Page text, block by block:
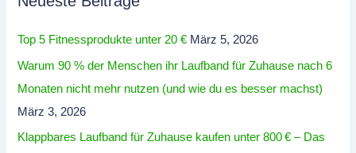
Top 5 Fitnessprodukte unter 20 € März 5, 2026
Warum 90 % der Menschen ihr Laufband für Zuhause nach 6
Monaten nicht mehr nutzen (und wie du es besser machst)
März 3, 2026
Klappbares Laufband für Zuhause kaufen unter 800 € – Das